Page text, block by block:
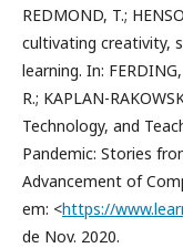
REDMOND, T.;
cultivating creativity,
learning. In:
R.; KAPLAN-
Technology, and
Pandemic: Stories
Advancement of
em: <https://
de Nov. 2020.